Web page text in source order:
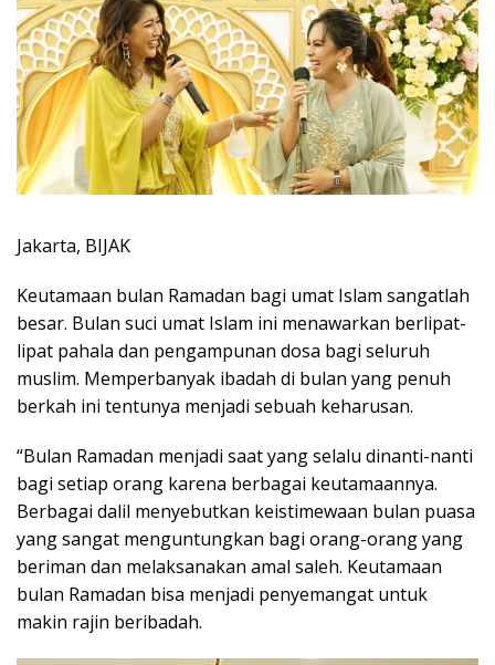
Jakarta, BIJAK
Keutamaan bulan Ramadan bagi umat Islam sangatlah
besar. Bulan suci umat Islam ini menawarkan berlipat-
lipat pahala dan pengampunan dosa bagi seluruh
muslim. Memperbanyak ibadah di bulan yang penuh
berkah ini tentunya menjadi sebuah keharusan.
“Bulan Ramadan menjadi saat yang selalu dinanti-nanti
bagi setiap orang karena berbagai keutamaannya.
Berbagai dalil menyebutkan keistimewaan bulan puasa
yang sangat menguntungkan bagi orang-orang yang
beriman dan melaksanakan amal saleh. Keutamaan
bulan Ramadan bisa menjadi penyemangat untuk
makin rajin beribadah.